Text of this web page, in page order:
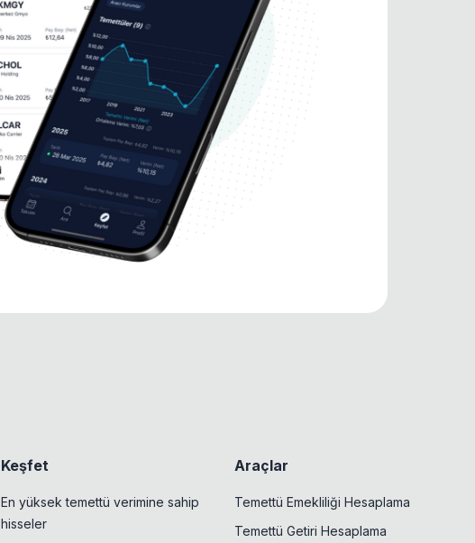
Keşfet
En yüksek temettü verimine sahip
hisseler
Araçlar
Temettü Emekliliği Hesaplama
Temettü Getiri Hesaplama